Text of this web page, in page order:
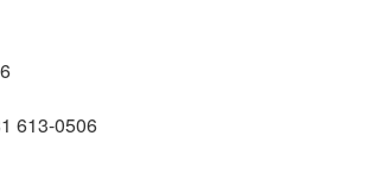
613-0506